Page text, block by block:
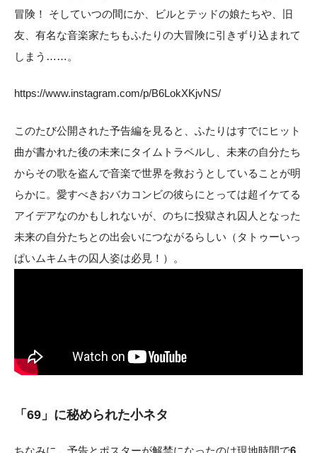
冒険！ そしていつの間にか、ビルとテッドの娘たちや、旧
友、有名な音楽家たちもふたりの大冒険に引きずり込まれて
しまう……。
https://www.instagram.com/p/B6LokXKjvNS/
このたび公開された予告編を見ると、ふたりはすでにヒット
曲が書かれた後の未来にタイムトラベルし、未来の自分たち
からその歌を盗んで音楽で世界を救おうとしていることが明
らかに。愛すべきおバカコンビの彼らにとっては超イケてる
アイデアなのかもしれないが、のちに投獄され囚人となった
未来の自分たちとの出会いにつながるらしい（タトゥーいっ
ぱいムキムキの囚人姿は必見！）。
「69」に秘められた小ネタ